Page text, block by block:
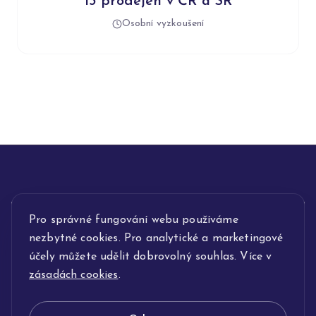
Pro správné fungování webu používáme
nezbytné cookies. Pro analytické a marketingové
účely můžete udělit dobrovolný souhlas. Více v
zásadách cookies.
Osobní vyzkoušení
INFORMACE
POPIS SLUŽEB